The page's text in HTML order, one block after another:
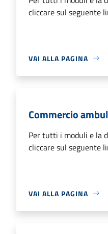
cliccare sul seguente
VAI ALLA PAGINA
Commercio
Per tutti i moduli e la
cliccare sul seguente
VAI ALLA PAGINA